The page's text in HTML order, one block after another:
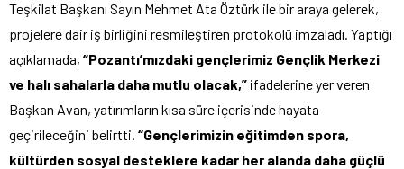
Teşkilat Başkanı Sayın Mehmet Ata Öztürk ile bir araya gelerek,
projelere dair iş birliğini resmileştiren protokolü imzaladı. Yaptığı
açıklamada, “Pozantı’mızdaki gençlerimiz Gençlik Merkezi
ve halı sahalarla daha mutlu olacak,” ifadelerine yer veren
Başkan Avan, yatırımların kısa süre içerisinde hayata
geçirileceğini belirtti. “Gençlerimizin eğitimden spora,
kültürden sosyal desteklere kadar her alanda daha güçlü